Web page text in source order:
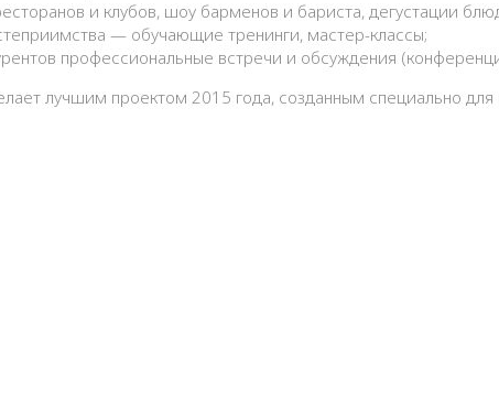
и клубов, шоу барменов и бариста, дегустации
— обучающие тренинги, мастер-классы;
профессиональные встречи и обсуждения
лучшим проектом 2015 года, созданным специально для